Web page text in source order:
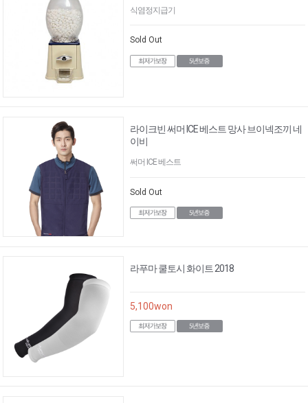
식염정지급기
Sold Out
라이크빈 써머 ICE 베스트 망사 브이넥조끼 네
이비
써머 ICE 베스트
Sold Out
라푸마 쿨토시 화이트 2018
5,100won